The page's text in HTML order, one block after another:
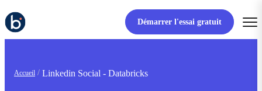
Démarrer l'essai gratuit
Accueil Linkedin Social - Databricks